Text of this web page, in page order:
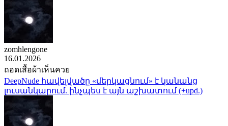
zomhlengone
16.01.2026
ถอดเสื้อผ้าเห็นควย
DeepNude հավելվածը «մերկացնում» է կանանց
լուսանկարում. ինչպես է այն աշխատում (+upd.)